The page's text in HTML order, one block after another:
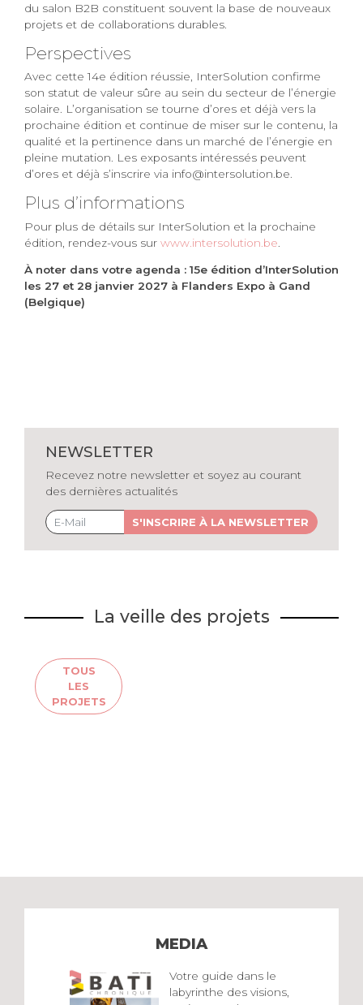
du salon B2B constituent souvent la base de nouveaux
projets et de collaborations durables.
Perspectives
Avec cette 14e édition réussie, InterSolution confirme
son statut de valeur sûre au sein du secteur de l’énergie
solaire. L’organisation se tourne d’ores et déjà vers la
prochaine édition et continue de miser sur le contenu, la
qualité et la pertinence dans un marché de l’énergie en
pleine mutation. Les exposants intéressés peuvent
d’ores et déjà s’inscrire via info@intersolution.be.
Plus d’informations
Pour plus de détails sur InterSolution et la prochaine
édition, rendez-vous sur www.intersolution.be
À noter dans votre agenda : 15e édition d’InterSolution
les 27 et 28 janvier 2027 à Flanders Expo à Gand
(Belgique)
NEWSLETTER
Recevez notre newsletter et soyez au courant
des dernières actualités
S'INSCRIRE À LA NEWSLETTER
La veille des projets
TOUS
LES
PROJETS
MEDIA
Votre guide dans le
labyrinthe des visions,